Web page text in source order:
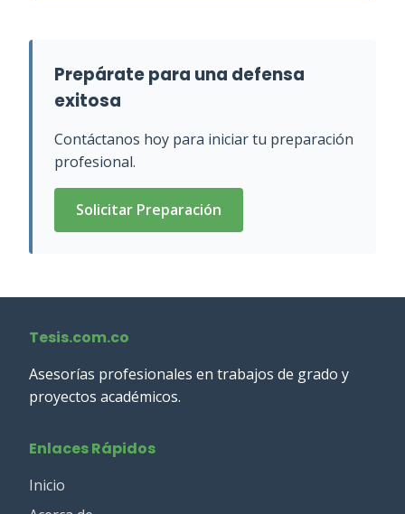
Prepárate para una defensa
exitosa
Contáctanos hoy para iniciar tu preparación
profesional.
Solicitar Preparación
Tesis.com.co
Asesorías profesionales en trabajos de grado y
proyectos académicos.
Enlaces Rápidos
Inicio